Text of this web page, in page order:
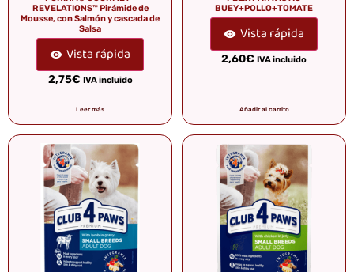
REVELATIONS™ Pirámide de
Mousse, con Salmón y cascada de
Salsa
Vista rápida
2,75€ IVA incluido
Leer más
BUEY+POLLO+TOMATE
Vista rápida
2,60€ IVA incluido
Añadir al carrito